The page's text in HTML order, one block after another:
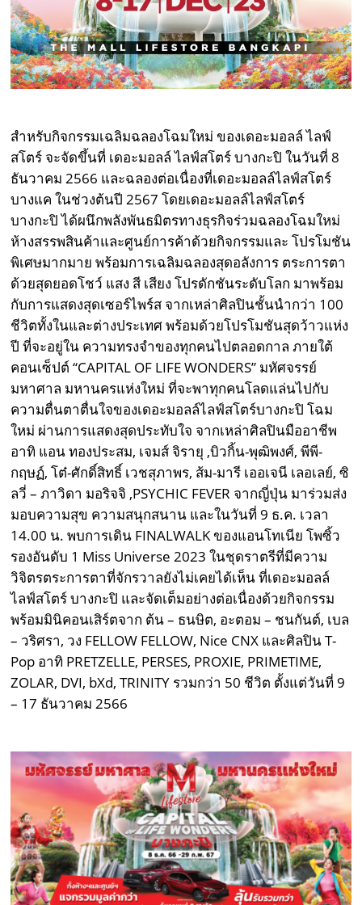
สำหรับกิจกรรมเฉลิมฉลองโฉมใหม่ ของเดอะมอลล์ ไลฟ์
สโตร์ จะจัดขึ้นที่ เดอะมอลล์ ไลฟ์สโตร์ บางกะปิ ในวันที่ 8
ธันวาคม 2566 และฉลองต่อเนื่องที่เดอะมอลล์ไลฟ์สโตร์
บางแค ในช่วงต้นปี 2567 โดยเดอะมอลล์ไลฟ์สโตร์
บางกะปิ ได้ผนึกพลังพันธมิตรทางธุรกิจร่วมฉลองโฉมใหม่
ห้างสรรพสินค้าและศูนย์การค้าด้วยกิจกรรมและ โปรโมชัน
พิเศษมากมาย พร้อมการเฉลิมฉลองสุดอลังการ ตระการตา
ด้วยสุดยอดโชว์ แสง สี เสียง โปรดักชันระดับโลก มาพร้อม
กับการแสดงสุดเซอร์ไพร์ส จากเหล่าศิลปินชั้นนำกว่า 100
ชีวิตทั้งในและต่างประเทศ พร้อมด้วยโปรโมชันสุดว้าวแห่ง
ปี ที่จะอยู่ใน ความทรงจำของทุกคนไปตลอดกาล ภายใต้
คอนเซ็ปต์ “CAPITAL OF LIFE WONDERS” มหัศจรรย์
มหาศาล มหานครแห่งใหม่ ที่จะพาทุกคนโลดแล่นไปกับ
ความตื่นตาตื่นใจของเดอะมอลล์ไลฟ์สโตร์บางกะปิ โฉม
ใหม่ ผ่านการแสดงสุดประทับใจ จากเหล่าศิลปินมืออาชีพ
อาทิ แอน ทองประสม, เจมส์ จิรายุ ,บิวกิ้น-พุฒิพงศ์, พีพี-
กฤษฏ์, โต๋-ศักดิ์สิทธิ์ เวชสุภาพร, ส้ม-มารี เออเจนี เลอเลย์, ซิ
ลวี่ – ภาวิดา มอริจจิ ,PSYCHIC FEVER จากญี่ปุ่น มาร่วมส่ง
มอบความสุข ความสนุกสนาน และในวันที่ 9 ธ.ค. เวลา
14.00 น. พบการเดิน FINALWALK ของแอนโทเนีย โพซิ้ว
รองอันดับ 1 Miss Universe 2023 ในชุดราตรีที่มีความ
วิจิตรตระการตาที่จักรวาลยังไม่เคยได้เห็น ที่เดอะมอลล์
ไลฟ์สโตร์ บางกะปิ และจัดเต็มอย่างต่อเนื่องด้วยกิจกรรม
พร้อมมินิคอนเสิร์ตจาก ต้น – ธนษิต, อะตอม – ชนกันต์, เบล
– วริศรา, วง FELLOW FELLOW, Nice CNX และศิลปิน T-
Pop อาทิ PRETZELLE, PERSES, PROXIE, PRIMETIME,
ZOLAR, DVI, bXd, TRINITY รวมกว่า 50 ชีวิต ตั้งแต่วันที่ 9
– 17 ธันวาคม 2566